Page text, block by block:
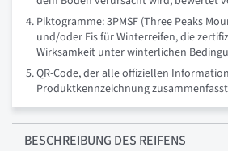
Piktogramme: 3PMSF (Three Peaks
und/oder Eis für Winterreifen, die
Wirksamkeit unter winterlichen
QR-Code, der alle offiziellen
Produktkennzeichnung zusammenfasst
BESCHREIBUNG DES REIFENS